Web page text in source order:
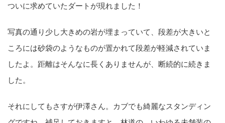
ついに求めていたダートが現れました！
写真の通り少し大きめの岩が埋まっていて、段差が大きいと
ころには砂袋のようなものが置かれて段差が軽減されていま
したよ。距離はそんなに長くありませんが、断続的に続きま
した。
それにしてもさすが伊澤さん。カブでも綺麗なスタンディン